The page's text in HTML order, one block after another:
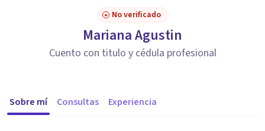
No verificado
Mariana Agustin
Cuento con titulo y cédula profesional
Sobre mí Consultas Experiencia